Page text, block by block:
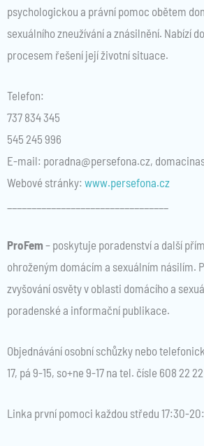
psychologickou a právní pomoc obětem
sexuálního zneužívání a znásilnění. Nabízí
procesem řešení její životní situace.
Telefon:
737 834 345
545 245 996
E-mail: poradna@persefona.cz,
Webové stránky: www.persefona.cz
ProFem – poskytuje poradenství a další
ohroženým domácím a sexuálním násilím.
zvyšování osvěty v oblasti domácího a
poradenské a informační publikace.
Objednávání osobní schůzky nebo
17, pá 9-15, so+ne 9-17 na tel. čísle 608 22
Linka první pomoci každou středu 17:30-